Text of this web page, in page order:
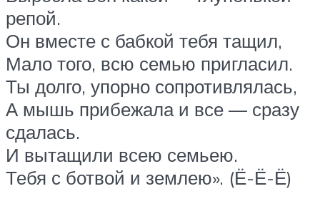
репой.
Он вместе с бабкой тебя тащил,
Мало того, всю семью пригласил.
Ты долго, упорно сопротивлялась,
А мышь прибежала и все — сразу
сдалась.
И вытащили всею семьею.
Тебя с ботвой и землею». (Ё-Ё-Ё)